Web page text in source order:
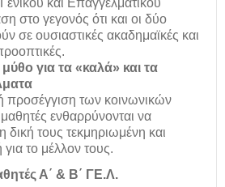
και Επαγγελματικού
στο γεγονός ότι και οι δύο
σε ουσιαστικές ακαδημαϊκές και
για τα «καλά» και τα
προσέγγιση των κοινωνικών
ενθαρρύνονται να
τους τεκμηριωμένη και
για το μέλλον τους.
Α΄ & Β΄ ΓΕ.Λ.